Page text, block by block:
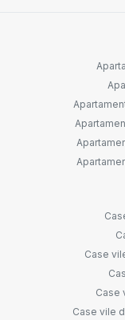
Case
Case
Case vile